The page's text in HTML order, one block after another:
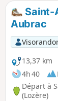
Saint-
Aubrac
13,37 km
4h 40
Départ à
(Lozère)